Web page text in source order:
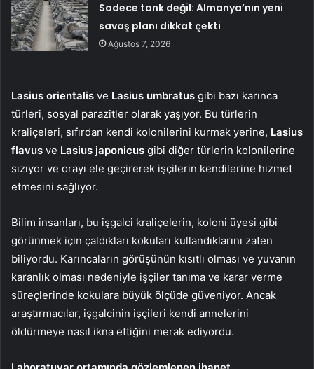
Sadece tank değil: Almanya’nın yeni
savaş planı dikkat çekti
Ağustos 7, 2026
Lasius orientalis ve Lasius umbratus gibi bazı karınca
türleri, sosyal parazitler olarak yaşıyor. Bu türlerin
kraliçeleri, sıfırdan kendi kolonilerini kurmak yerine, Lasius
flavus ve Lasius japonicus gibi diğer türlerin kolonilerine
sızıyor ve orayı ele geçirerek işçilerin kendilerine hizmet
etmesini sağlıyor.
Bilim insanları, bu işgalci kraliçelerin, koloni üyesi gibi
görünmek için çaldıkları kokuları kullandıklarını zaten
biliyordu. Karıncaların görüşünün kısıtlı olması ve yuvanın
karanlık olması nedeniyle işçiler tanıma ve karar verme
süreçlerinde kokulara büyük ölçüde güveniyor. Ancak
araştırmacılar, işgalcinin işçileri kendi annelerini
öldürmeye nasıl ikna ettiğini merak ediyordu.